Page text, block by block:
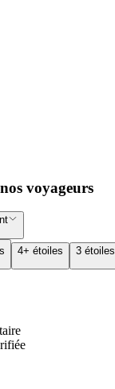
voyageurs
4+ étoiles 3 étoiles